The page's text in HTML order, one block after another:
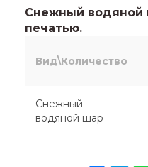
Снежный водяной
печатью.
Вид\Количество
Снежный
водяной шар